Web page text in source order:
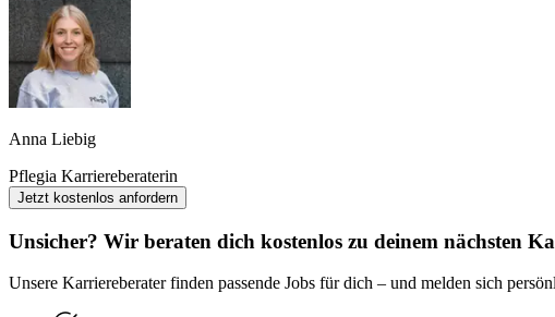
Anna Liebig
Pflegia Karriereberaterin
Jetzt kostenlos anfordern
Unsicher? Wir beraten dich kostenlos zu deinem nächsten
Unsere Karriereberater finden passende Jobs für dich – und melden sich